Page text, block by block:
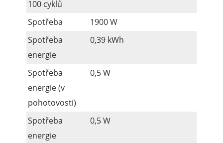
100 cyklů
Spotřeba
1900 W
Spotřeba
energie
0,39 kWh
Spotřeba
energie (v
pohotovosti)
0,5 W
Spotřeba
energie
0,5 W